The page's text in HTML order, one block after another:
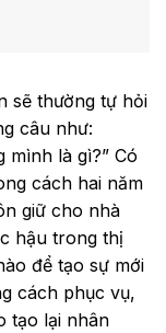
sẽ thường tự hỏi
câu như:
mình là gì?” Có
cách hai năm
giữ cho nhà
hậu trong thị
để tạo sự mới
cách phục vụ,
tạo lại nhân